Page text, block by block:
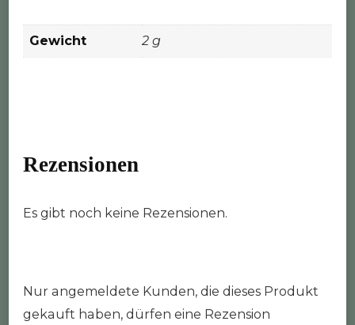
Gewicht 2 g
Rezensionen
Es gibt noch keine Rezensionen.
Nur angemeldete Kunden, die dieses Produkt
gekauft haben, dürfen eine Rezension